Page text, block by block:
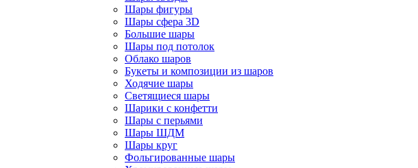
Шары фигуры
Шары сфера 3D
Большие шары
Шары под потолок
Облако шаров
Букеты и композиции из шаров
Ходячие шары
Светящиеся шары
Шарики с конфетти
Шары с перьями
Шары ШДМ
Шары круг
Фольгированные шары